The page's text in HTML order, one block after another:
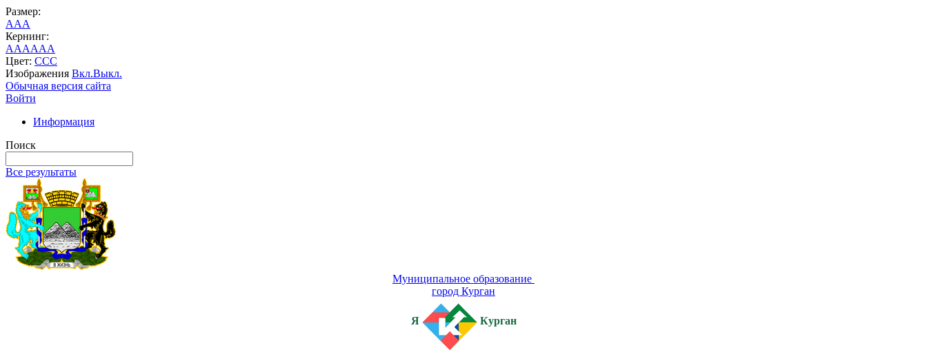
Размер:
AAA
Кернинг:
AAAAAA
Цвет: CCC
Изображения Вкл.Выкл.
Обычная версия сайта
Войти
Информация
Поиск
Все результаты
Муниципальное образование
город Курган
Я Курган